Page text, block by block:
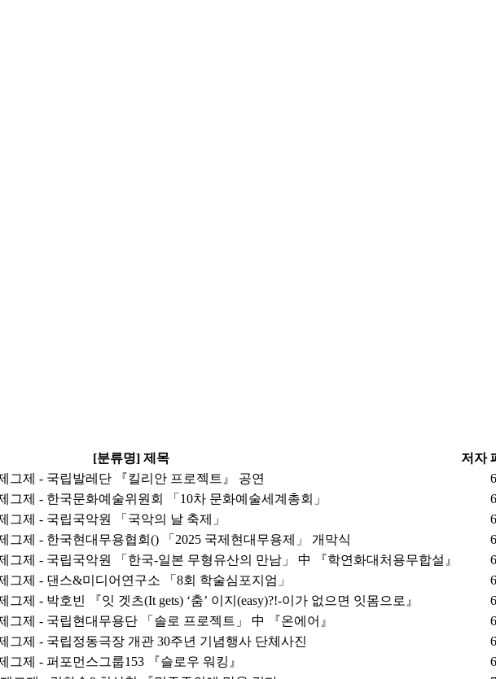
[분류명] 제목 저자
그제 - 국립발레단 『킬리안 프로젝트』 공연
제 - 한국문화예술위원회 「10차 문화예술세계총회」
제 - 국립국악원 「국악의 날 축제」
그제 - 한국현대무용협회() 「2025 국제현대무용제」 개막식
그제 - 국립국악원 「한국-일본 무형유산의 만남」 中 『학연화대처용무합설』
제 - 댄스&미디어연구소 「8회 학술심포지엄」
제 - 박호빈 『잇 겟츠(It gets) ‘춤’ 이지(easy)?!-이가 없으면 잇몸으로』
제 - 국립현대무용단 「솔로 프로젝트」 中 『온에어』
그제 - 국립정동극장 개관 30주년 기념행사 단체사진
제 - 퍼포먼스그룹153 『슬로우 워킹』